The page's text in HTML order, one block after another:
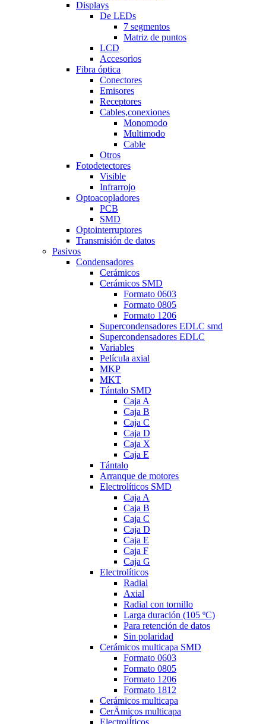
Displays
De LEDs
7 segmentos
Matriz de puntos
LCD
Accesorios
Fibra óptica
Conectores
Emisores
Receptores
Cables,conexiones
Monomodo
Multimodo
Cable
Otros
Fotodetectores
Visible
Infrarrojo
Optoacopladores
PCB
SMD
Optointerruptores
Transmisión de datos
Pasivos
Condensadores
Cerámicos
Cerámicos SMD
Formato 0603
Formato 0805
Formato 1206
Supercondensadores EDLC smd
Supercondensadores EDLC
Variables
Película axial
MKP
MKT
Tántalo SMD
Caja A
Caja B
Caja C
Caja D
Caja X
Caja E
Tántalo
Arranque de motores
Electrolíticos SMD
Caja A
Caja B
Caja C
Caja D
Caja E
Caja F
Caja G
Electrolíticos
Radial
Axial
Radial con tornillo
Larga duración (105 ºC)
Para retención de datos
Sin polaridad
Cerámicos multicapa SMD
Formato 0603
Formato 0805
Formato 1206
Formato 1812
Cerámicos multicapa
CerÄmicos multicapa